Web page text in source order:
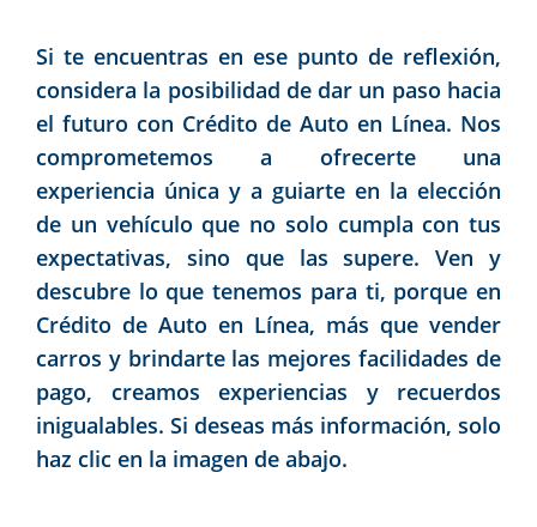
Si te encuentras en ese punto de reflexión,
considera la posibilidad de dar un paso hacia
el futuro con Crédito de Auto en Línea. Nos
comprometemos a ofrecerte una
experiencia única y a guiarte en la elección
de un vehículo que no solo cumpla con tus
expectativas, sino que las supere. Ven y
descubre lo que tenemos para ti, porque en
Crédito de Auto en Línea, más que vender
carros y brindarte las mejores facilidades de
pago, creamos experiencias y recuerdos
inigualables. Si deseas más información, solo
haz clic en la imagen de abajo.